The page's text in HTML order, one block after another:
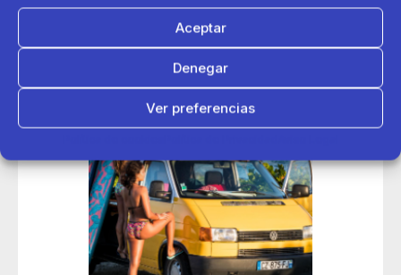
Aceptar
Denegar
Ver preferencias